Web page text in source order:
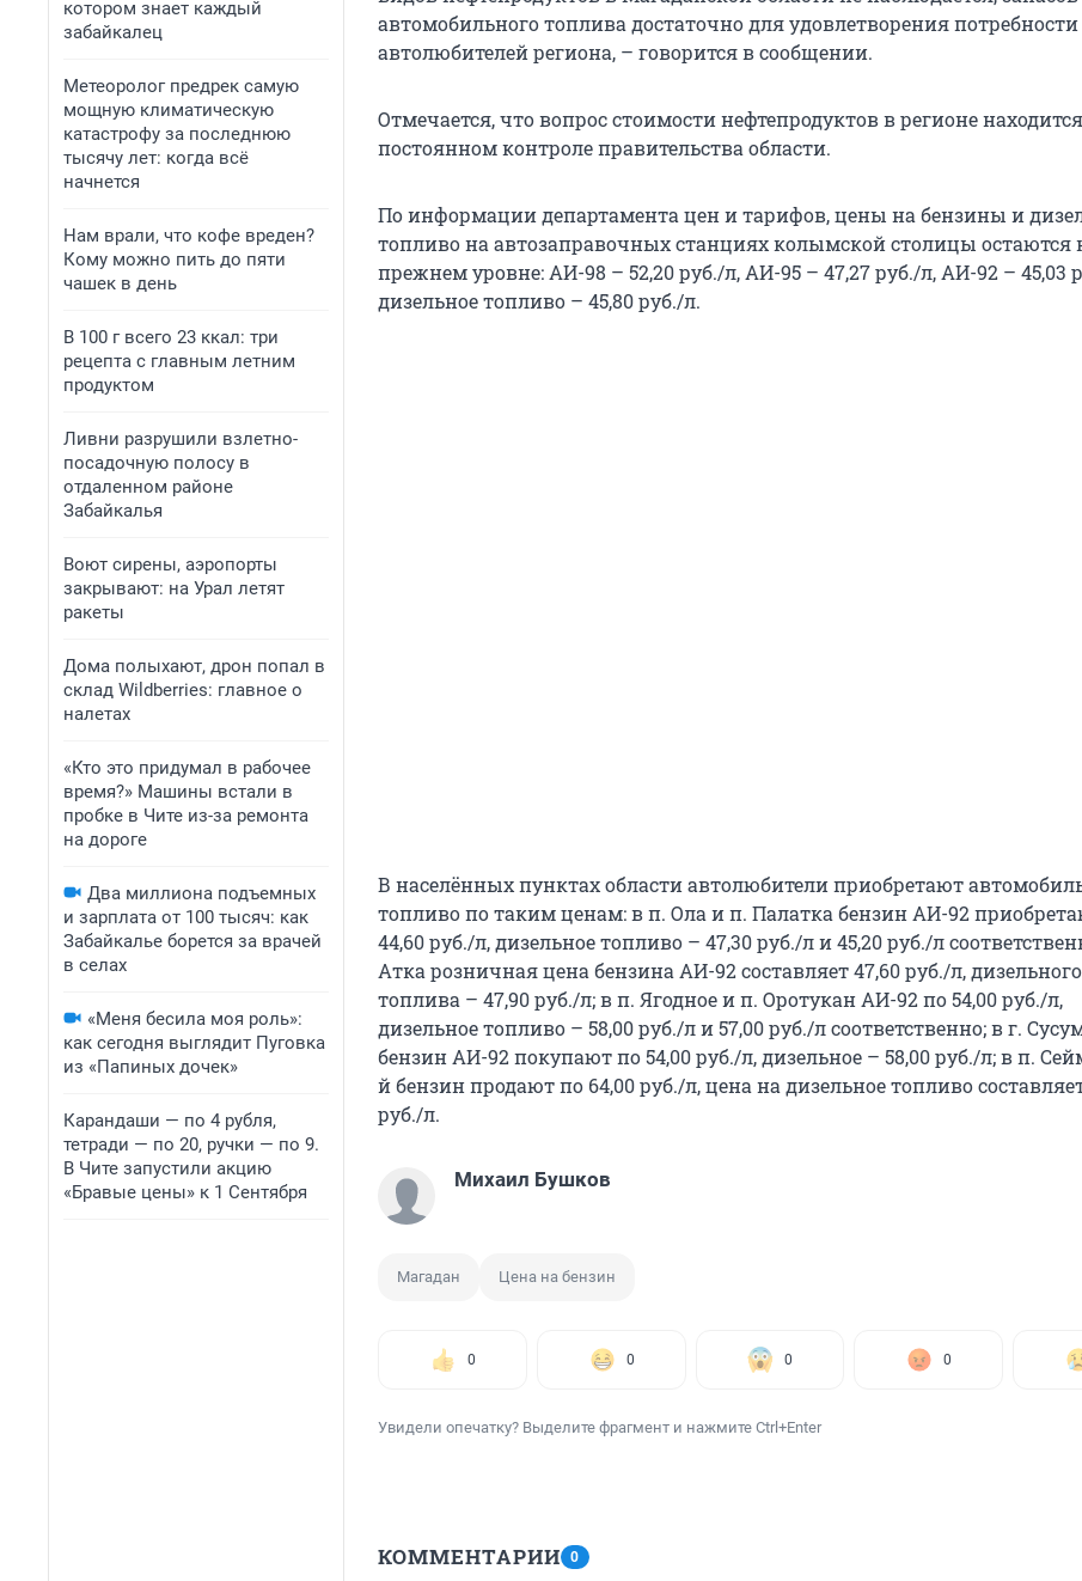
котором знает каждый
забайкалец
Метеоролог предрек самую
мощную климатическую
катастрофу за последнюю
тысячу лет: когда всё
начнется
Нам врали, что кофе вреден?
Кому можно пить до пяти
чашек в день
В 100 г всего 23 ккал: три
рецепта с главным летним
продуктом
Ливни разрушили взлетно-
посадочную полосу в
отдаленном районе
Забайкалья
Воют сирены, аэропорты
закрывают: на Урал летят
ракеты
Дома полыхают, дрон попал в
склад Wildberries: главное о
налетах
«Кто это придумал в рабочее
время?» Машины встали в
пробке в Чите из-за ремонта
на дороге
Два миллиона подъемных
и зарплата от 100 тысяч: как
Забайкалье борется за врачей
в селах
«Меня бесила моя роль»:
как сегодня выглядит Пуговка
из «Папиных дочек»
Карандаши — по 4 рубля,
тетради — по 20, ручки — по 9.
В Чите запустили акцию
«Бравые цены» к 1 Сентября
автомобильного топлива достаточно для удовлетворения потребности
автолюбителей региона, – говорится в сообщении.
Отмечается, что вопрос стоимости нефтепродуктов в регионе
постоянном контроле правительства области.
По информации департамента цен и тарифов, цены на бензины и
топливо на автозаправочных станциях колымской столицы остаются
прежнем уровне: АИ-98 – 52,20 руб./л, АИ-95 – 47,27 руб./л, АИ-92 – 45,03
дизельное топливо – 45,80 руб./л.
В населённых пунктах области автолюбители приобретают
топливо по таким ценам: в п. Ола и п. Палатка бензин АИ-92
44,60 руб./л, дизельное топливо – 47,30 руб./л и 45,20 руб./л
Атка розничная цена бензина АИ-92 составляет 47,60 руб./л, дизельного
топлива – 47,90 руб./л; в п. Ягодное и п. Оротукан АИ-92 по 54,00 руб./л,
дизельное топливо – 58,00 руб./л и 57,00 руб./л соответственно; в г.
бензин АИ-92 покупают по 54,00 руб./л, дизельное – 58,00 руб./л; в п.
й бензин продают по 64,00 руб./л, цена на дизельное топливо
руб./л.
Михаил Бушков
Магадан Цена на бензин
0 0 0 0
Увидели опечатку? Выделите фрагмент и нажмите Ctrl+Enter
КОММЕНТАРИИ 0